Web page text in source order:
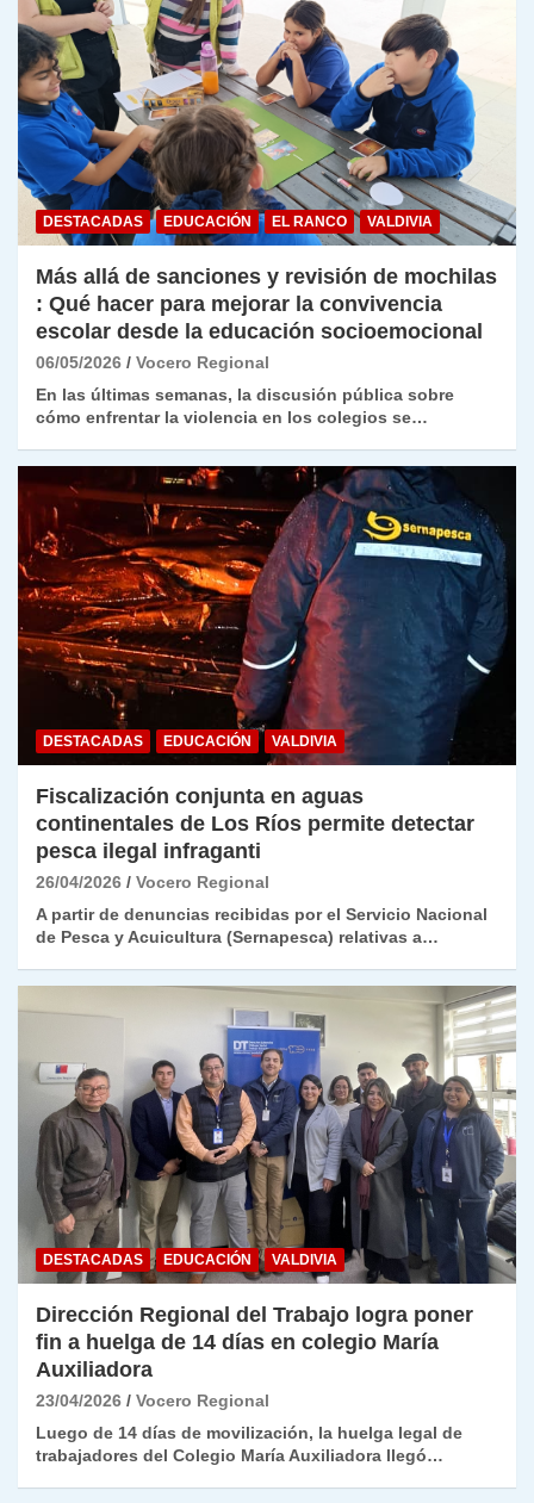
DESTACADAS EDUCACIÓN EL RANCO VALDIVIA
Más allá de sanciones y revisión de mochilas
: Qué hacer para mejorar la convivencia
escolar desde la educación socioemocional
06/05/2026
Vocero Regional
En las últimas semanas, la discusión pública sobre
cómo enfrentar la violencia en los colegios se…
DESTACADAS EDUCACIÓN VALDIVIA
Fiscalización conjunta en aguas
continentales de Los Ríos permite detectar
pesca ilegal infraganti
26/04/2026
Vocero Regional
A partir de denuncias recibidas por el Servicio Nacional
de Pesca y Acuicultura (Sernapesca) relativas a…
DESTACADAS EDUCACIÓN VALDIVIA
Dirección Regional del Trabajo logra poner
fin a huelga de 14 días en colegio María
Auxiliadora
23/04/2026
Vocero Regional
Luego de 14 días de movilización, la huelga legal de
trabajadores del Colegio María Auxiliadora llegó…